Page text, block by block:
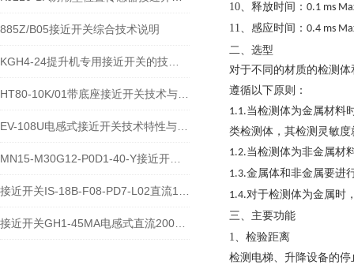
885Z/B05接近开关综合技术说明
10、 释放时间 ： 0.1 ms
11、 感应时间 ： 0.4 ms
二、选型
对于不同的材质的检测
遵循以下原则：
1.1.当检测体为金属材料
类检测体，其检测灵敏度
1.2.当检测体为非金属材
1.3.金属体和非金属要进
1.4.对于检测体为金属时
三、 主要功能
1、 检验距离
检测电梯、升降设备的